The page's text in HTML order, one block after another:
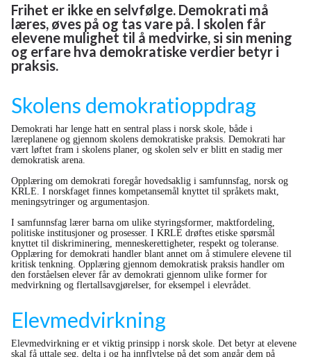
Frihet er ikke en selvfølge. Demokrati må
læres, øves på og tas vare på. I skolen får
elevene mulighet til å medvirke, si sin mening
og erfare hva demokratiske verdier betyr i
praksis.
Skolens demokratioppdrag
Demokrati har lenge hatt en sentral plass i norsk skole, både i
læreplanene og gjennom skolens demokratiske praksis. Demokrati har
vært løftet fram i skolens planer, og skolen selv er blitt en stadig mer
demokratisk arena.
Opplæring om demokrati foregår hovedsaklig i samfunnsfag, norsk og
KRLE. I norskfaget finnes kompetansemål knyttet til språkets makt,
meningsytringer og argumentasjon.
I samfunnsfag lærer barna om ulike styringsformer, maktfordeling,
politiske institusjoner og prosesser. I KRLE drøftes etiske spørsmål
knyttet til diskriminering, menneskerettigheter, respekt og toleranse.
Opplæring for demokrati handler blant annet om å stimulere elevene til
kritisk tenkning. Opplæring gjennom demokratisk praksis handler om
den forståelsen elever får av demokrati gjennom ulike former for
medvirkning og flertallsavgjørelser, for eksempel i elevrådet.
Elevmedvirkning
Elevmedvirkning er et viktig prinsipp i norsk skole. Det betyr at elevene
skal få uttale seg, delta i og ha innflytelse på det som angår dem på